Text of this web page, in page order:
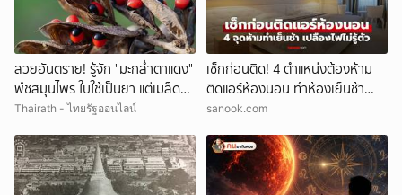
สวยอันตราย! รู้จัก "มะกล่ำตาแดง"
พืชสมุนไพร ใบใช้เป็นยา แต่เมล็ดมี
พิษร้าย
Thairath - ไทยรัฐออนไลน์
เช็กก่อนติด! 4 ตำแหน่งต้องห้าม
ติดแอร์ห้องนอน ทำห้องเย็นช้า
เปลืองค่าไฟไม่รู้ตัว
sanook.com